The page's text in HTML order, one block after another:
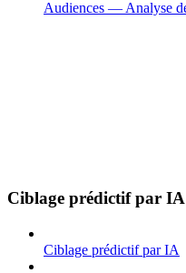
Audiences — Analyse
Ciblage prédictif par IA
Ciblage prédictif par IA